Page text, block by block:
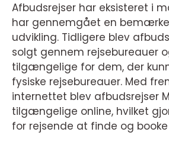
Afbudsrejser har eksisteret i
har gennemgået en
udvikling. Tidligere blev
solgt gennem rejsebureauer
tilgængelige for dem, der
fysiske rejsebureauer. Med
internettet blev afbudsrejser
tilgængelige online, hvilket
for rejsende at finde og